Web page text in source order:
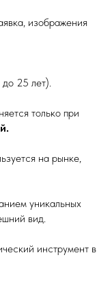
изображения
25 лет).
только при
на рынке,
уникальных
вид.
инструмент в